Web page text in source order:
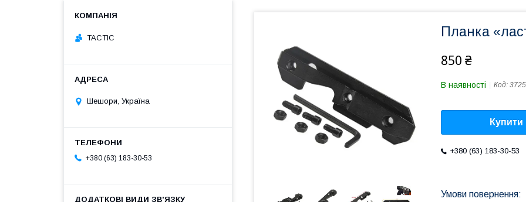
Планка
850 ₴
В наявності Код: 3725
Купити
+380 (63) 183-30-53
TACTIC
Шешори, Україна
+380 (63) 183-30-53